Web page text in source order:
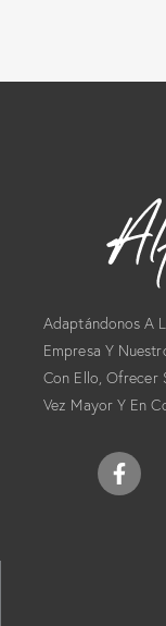
Adaptándonos A
Empresa Y
Con Ello, Ofrecer
Vez Mayor Y En